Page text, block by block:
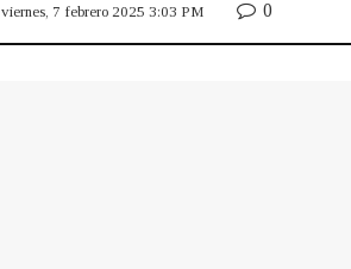
viernes, 7 febrero 2025 3:03 PM 0